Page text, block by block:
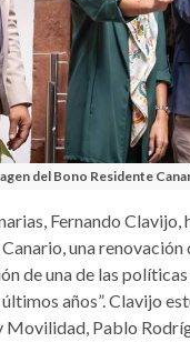
del Bono Residente
Fernando
una
de una de las
años”. Clavijo
Movilidad, Pablo